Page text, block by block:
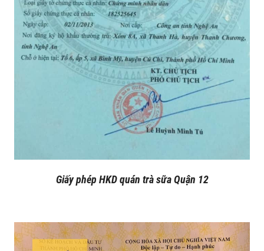
Giấy phép HKD quán trà sữa Quận 12